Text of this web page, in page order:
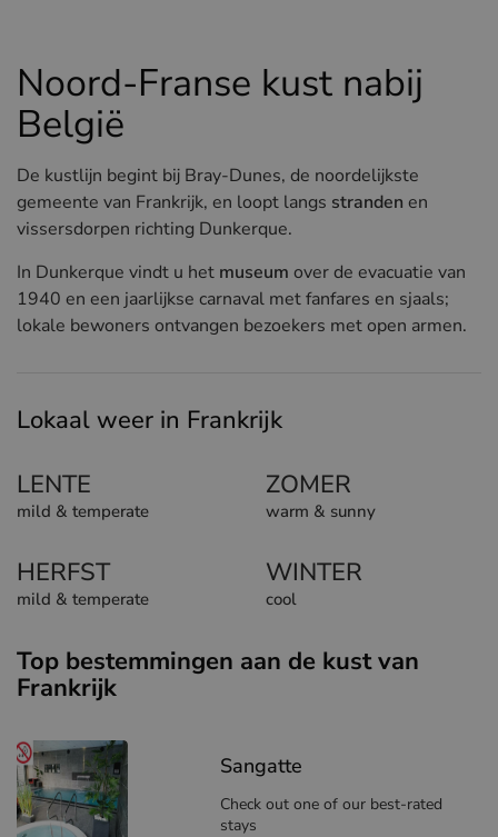
Hotels in Duinkerke (FR)
Noord-Franse kust nabij
België
De kustlijn begint bij Bray-Dunes, de noordelijkste
gemeente van Frankrijk, en loopt langs stranden en
vissersdorpen richting Dunkerque.
In Dunkerque vindt u het museum over de evacuatie van
1940 en een jaarlijkse carnaval met fanfares en sjaals;
lokale bewoners ontvangen bezoekers met open armen.
Lokaal weer in Frankrijk
LENTE
mild & temperate
ZOMER
warm & sunny
HERFST
mild & temperate
WINTER
cool
Top bestemmingen aan de kust van
Frankrijk
Sangatte
Check out one of our best-rated
stays